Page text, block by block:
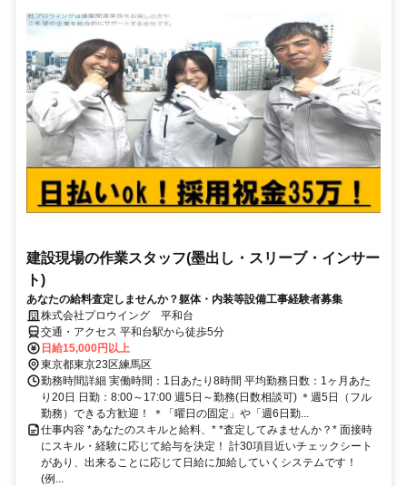
建設現場の作業スタッフ(墨出し・スリーブ・インサー
ト)
あなたの給料査定しませんか？躯体・内装等設備工事経験者募集
株式会社プロウイング 平和台
交通・アクセス 平和台駅から徒歩5分
日給15,000円以上
東京都東京23区練馬区
勤務時間詳細 実働時間：1日あたり8時間 平均勤務日数：1ヶ月あた
り20日 日勤：8:00～17:00 週5日～勤務(日数相談可) ＊週5日（フル
勤務）できる方歓迎！ ＊「曜日の固定」や「週6日勤...
仕事内容 *あなたのスキルと給料、* *査定してみませんか？* 面接時
にスキル・経験に応じて給与を決定！ 計30項目近いチェックシート
があり、出来ることに応じて日給に加給していくシステムです！
(例...